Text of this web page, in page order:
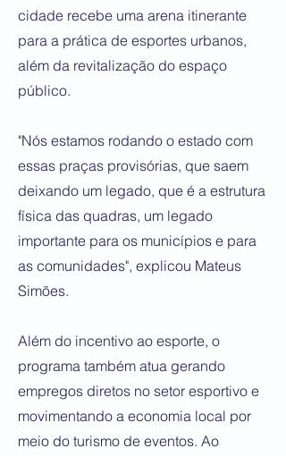
cidade recebe uma arena itinerante
para a prática de esportes urbanos,
além da revitalização do espaço
público.
"Nós estamos rodando o estado com
essas praças provisórias, que saem
deixando um legado, que é a estrutura
física das quadras, um legado
importante para os municípios e para
as comunidades", explicou Mateus
Simões.
Além do incentivo ao esporte, o
programa também atua gerando
empregos diretos no setor esportivo e
movimentando a economia local por
meio do turismo de eventos. Ao